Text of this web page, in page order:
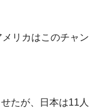
リカはこのチャン
たが、日本は11人